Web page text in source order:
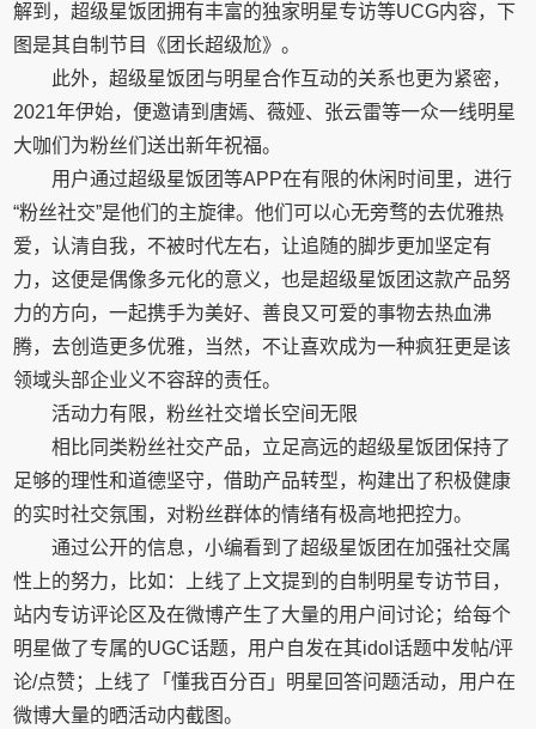
解到，超级星饭团拥有丰富的独家明星专访等UCG内容，下
图是其自制节目《团长超级尬》。
此外，超级星饭团与明星合作互动的关系也更为紧密，
2021年伊始，便邀请到唐嫣、薇娅、张云雷等一众一线明星
大咖们为粉丝们送出新年祝福。
用户通过超级星饭团等APP在有限的休闲时间里，进行
“粉丝社交”是他们的主旋律。他们可以心无旁骛的去优雅热
爱，认清自我，不被时代左右，让追随的脚步更加坚定有
力，这便是偶像多元化的意义，也是超级星饭团这款产品努
力的方向，一起携手为美好、善良又可爱的事物去热血沸
腾，去创造更多优雅，当然，不让喜欢成为一种疯狂更是该
领域头部企业义不容辞的责任。
活动力有限，粉丝社交增长空间无限
相比同类粉丝社交产品，立足高远的超级星饭团保持了
足够的理性和道德坚守，借助产品转型，构建出了积极健康
的实时社交氛围，对粉丝群体的情绪有极高地把控力。
通过公开的信息，小编看到了超级星饭团在加强社交属
性上的努力，比如：上线了上文提到的自制明星专访节目，
站内专访评论区及在微博产生了大量的用户间讨论；给每个
明星做了专属的UGC话题，用户自发在其idol话题中发帖/评
论/点赞；上线了「懂我百分百」明星回答问题活动，用户在
微博大量的晒活动内截图。